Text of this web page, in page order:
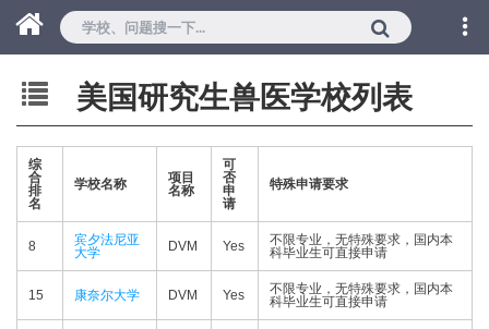
美国研究生兽医学校列表
综
合
排
名
学校名称
项目
名称
可
否
申
请
特殊申请要求
8
宾夕法尼亚
大学
DVM Yes
不限专业，无特殊要求，国内本
科毕业生可直接申请
15 康奈尔大学 DVM Yes
不限专业，无特殊要求，国内本
科毕业生可直接申请